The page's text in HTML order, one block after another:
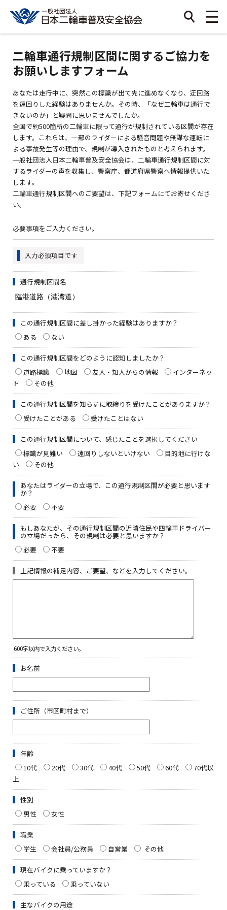
二輪車通行規制区間に関するご協力を
お願いしますフォーム
あなたは走行中に、突然この標識が出て先に進めなくなり、迂回路
を遠回りした経験はありませんか。その時、「なぜ二輪車は通行で
きないのか」と疑問に思いませんでしたか。
全国で約500箇所の二輪車に限って通行が規制されている区間が存在
します。これらは、一部のライダーによる騒音問題や無謀な運転に
よる事故発生等の理由で、規制が導入されたものと考えられます。
一般社団法人日本二輪車普及安全協会は、二輪車通行規制区間に対
するライダーの声を収集し、警察庁、都道府県警察へ情報提供いた
します。
二輪車通行規制区間へのご要望は、下記フォームにてお寄せくださ
い。
必要事項をご入力ください。
入力必須項目です
通行規制区間名
この通行規制区間に差し掛かった経験はありますか？
ある
ない
この通行規制区間をどのように認知しましたか？
道路標識
地図 友人・知人からの情報
インターネッ
ト
その他
この通行規制区間を知らずに取締りを受けたことがありますか？
受けたことがある
受けたことはない
この通行規制区間について、感じたことを選択してください
標識が見難い
遠回りしないといけない
目的地に行けな
い
その他
あなたはライダーの立場で、この通行規制区間が必要と思います
か？
必要
不要
もしあなたが、その通行規制区間の近隣住民や四輪車ドライバー
の立場だったら、その規制は必要と思いますか？
必要
不要
上記情報の補足内容、ご要望、などを入力してください。
600字以内で入力ください。
お名前
ご住所（市区町村まで）
年齢
10代
20代 30代 40代 50代 60代
70代以
上
性別
男性
女性
職業
学生
会社員/公務員 自営業 その他
現在バイクに乗っていますか？
乗っている
乗っていない
主なバイクの用途